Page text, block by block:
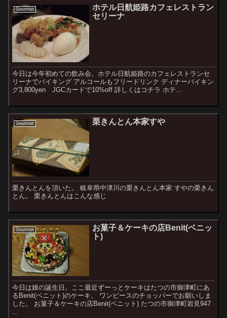
Gourmet
ホテル日航姫路カフェレストラン
セリーナ
今日は今年初めての飲み会。ホテル日航姫路のカフェレストランセ
リーナでバイキング アルコールもフリードリンク ディナーバイキン
グ3,800yen JGCカードで10%off 詳しくはコチラ ホテ...
Gourmet 栗きんとん本家すや
栗きんとんを頂いた。 岐阜県中津川の栗きんとん本家 すやの栗きん
とん。 栗きんとんはこんな感じ
Gourmet
お菓子＆ケーキの店Benit(ベニッ
ト)
今日は娘の誕生日。ここ最近ずーっとケーキはたつの市御津町にあ
るBenit(ベニット)のケーキ。 ワンピースのチョッパーでお願いしま
した。 お菓子＆ケーキの店Benit(ベニット) たつの市御津町岩見947